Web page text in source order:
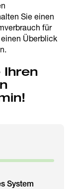
Sie einen
für
Überblick
Ihren
System